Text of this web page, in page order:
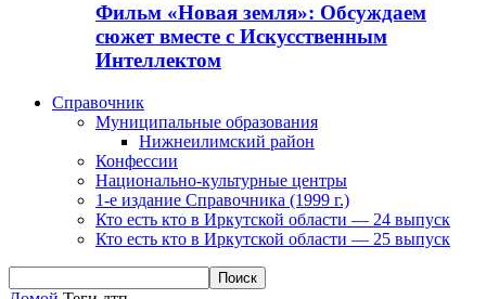
Фильм «Новая земля»: Обсуждаем
сюжет вместе с Искусственным
Интеллектом
Справочник
Муниципальные образования
Нижнеилимский район
Конфессии
Национально-культурные центры
1-е издание Справочника (1999 г.)
Кто есть кто в Иркутской области — 24 выпуск
Кто есть кто в Иркутской области — 25 выпуск